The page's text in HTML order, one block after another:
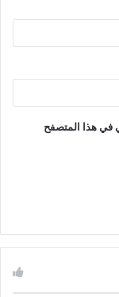
في هذا المتصفح